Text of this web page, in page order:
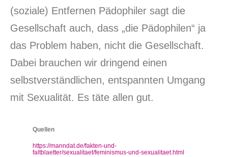
(soziale) Entfernen Pädophiler sagt die
Gesellschaft auch, dass „die Pädophilen“ ja
das Problem haben, nicht die Gesellschaft.
Dabei brauchen wir dringend einen
selbstverständlichen, entspannten Umgang
mit Sexualität. Es täte allen gut.
Quellen
https://manndat.de/fakten-und-
faltblaetter/sexualitaet/feminismus-und-sexualitaet.html